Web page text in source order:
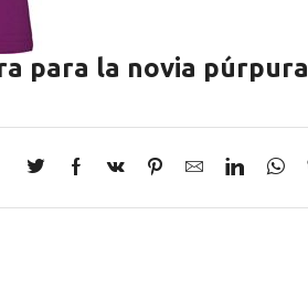
para la novia púrpura